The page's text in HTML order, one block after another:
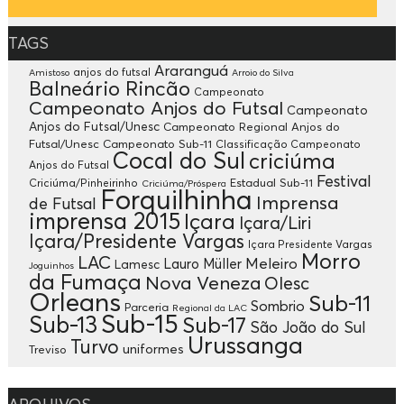
TAGS
Amistoso anjos do futsal Araranguá Arroio do Silva
Balneário Rincão Campeonato
Campeonato Anjos do Futsal Campeonato
Anjos do Futsal/Unesc Campeonato Regional Anjos do
Futsal/Unesc Campeonato Sub-11 Classificação Campeonato
Anjos do Futsal Cocal do Sul criciúma
Criciúma/Pinheirinho Criciúma/Próspera Estadual Sub-11 Festival
de Futsal Forquilhinha Imprensa
imprensa 2015 Içara Içara/Liri
Içara/Presidente Vargas Içara Presidente Vargas
Joguinhos LAC Lamesc Lauro Müller Meleiro Morro
da Fumaça Nova Veneza Olesc
Orleans Parceria Regional da LAC Sombrio Sub-11
Sub-13Sub-15 Sub-17 São João do Sul
Treviso Turvo uniformes Urussanga